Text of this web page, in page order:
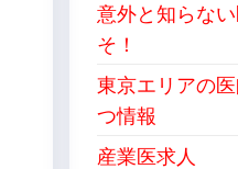
意外と知らな
そ！
東京エリアの
つ情報
産業医求人